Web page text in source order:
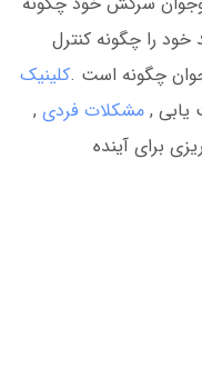
خود را چگونه کنترل
چگونه است .کلینیک
یابی , مشکلات فردی ,
برای آینده